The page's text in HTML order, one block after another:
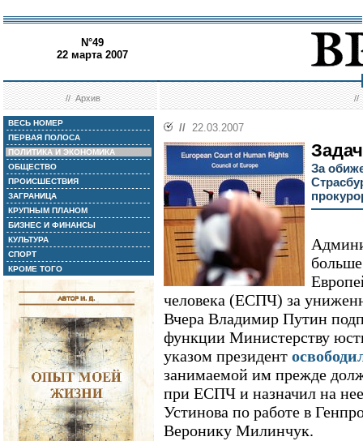
N°49
22 марта 2007
//Архив //
ВЕСЬ НОМЕР
ПЕРВАЯ ПОЛОСА
ПОЛИТИКА И ЭКОНОМИКА
ОБЩЕСТВО
ПРОИСШЕСТВИЯ
ЗАГРАНИЦА
КРУПНЫМ ПЛАНОМ
БИЗНЕС И ФИНАНСЫ
КУЛЬТУРА
СПОРТ
КРОМЕ ТОГО
// 22.03.2007
За
больше
человека (ЕСПЧ) за
Вчера Владимир Путин
функции Министерству
указом президент
занимаемой им прежде
при ЕСПЧ и назначил на
Устинова по работе в
Веронику Милинчук.